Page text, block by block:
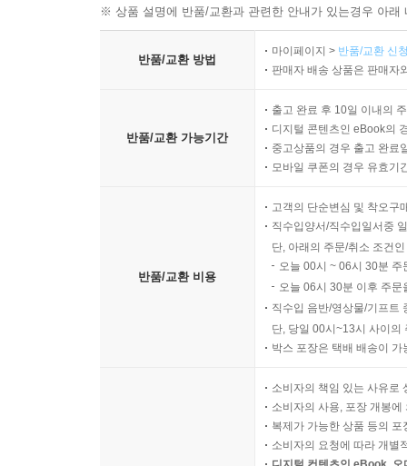
※ 상품 설명에 반품/교환과 관련한 안내가 있는경우 아
반품/교환 방법
마이페이지 > 반품/교환 신
판매자 배송 상품은 판매자
반품/교환 가능기간
출고 완료 후 10일 이내의
디지털 콘텐츠인 eBook의
중고상품의 경우 출고 완료
모바일 쿠폰의 경우 유효기
반품/교환 비용
고객의 단순변심 및 착오구
직수입양서/직수입일서중
단, 아래의 주문/취소 조건
오늘 00시 ~ 06시 30분
오늘 06시 30분 이후 주
직수입 음반/영상물/기프트
단, 당일 00시~13시 사이의
박스 포장은 택배 배송이
소비자의 책임 있는 사유로
소비자의 사용, 포장 개봉
복제가 가능한 상품 등의
소비자의 요청에 따라 개별